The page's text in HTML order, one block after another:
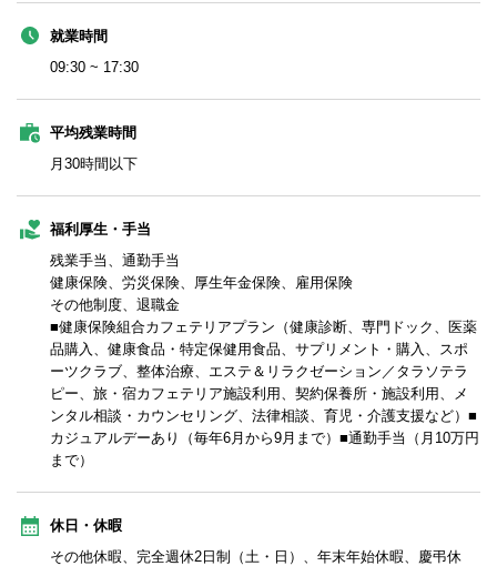
就業時間
09:30 ~ 17:30
平均残業時間
月30時間以下
福利厚生・手当
残業手当、通勤手当
健康保険、労災保険、厚生年金保険、雇用保険
その他制度、退職金
■健康保険組合カフェテリアプラン（健康診断、専門ドック、医薬
品購入、健康食品・特定保健用食品、サプリメント・購入、スポ
ーツクラブ、整体治療、エステ＆リラクゼーション／タラソテラ
ピー、旅・宿カフェテリア施設利用、契約保養所・施設利用、メ
ンタル相談・カウンセリング、法律相談、育児・介護支援など）■
カジュアルデーあり（毎年6月から9月まで）■通勤手当（月10万円
まで）
休日・休暇
その他休暇、完全週休2日制（土・日）、年末年始休暇、慶弔休